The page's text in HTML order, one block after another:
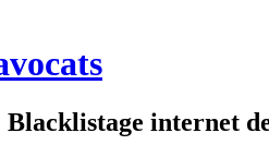
Blacklistage internet